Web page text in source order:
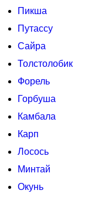
Пикша
Путассу
Сайра
Толстолобик
Форель
Горбуша
Камбала
Карп
Лосось
Минтай
Окунь